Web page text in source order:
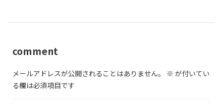
comment
メールアドレスが公開されることはありません。 ※ が付いてい
る欄は必須項目です